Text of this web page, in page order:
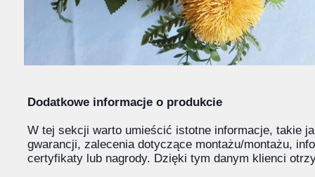
Dodatkowe informacje o produkcie
W tej sekcji warto umieścić istotne informacje, takie
gwarancji, zalecenia dotyczące montażu/montażu,
certyfikaty lub nagrody. Dzięki tym danym klienci